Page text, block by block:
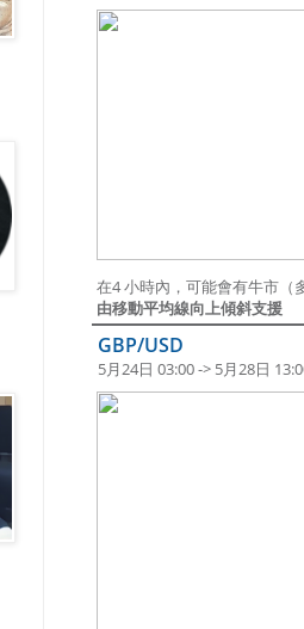
在4 小時內，可能會有牛市（
由移動平均線向上傾斜支援
GBP/USD
5月24日 03:00 -> 5月28日